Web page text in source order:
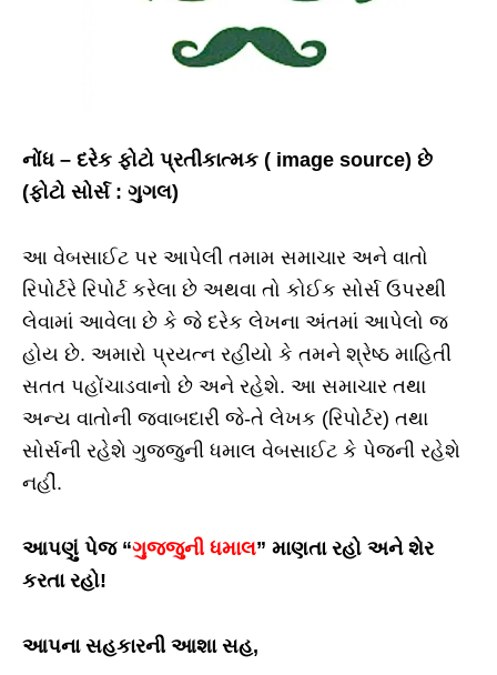
નોંધ – દરેક ફોટો પ્રતીકાત્મક ( image source) છે
(ફોટો સોર્સ : ગુગલ)
આ વેબસાઈટ પર આપેલી તમામ સમાચાર અને વાતો
રિપોર્ટરે રિપોર્ટ કરેલા છે અથવા તો કોઈક સોર્સ ઉપરથી
લેવામાં આવેલા છે કે જે દરેક લેખના અંતમાં આપેલો જ
હોય છે. અમારો પ્રયત્ન રહીયો કે તમને શ્રેષ્ઠ માહિતી
સતત પહોંચાડવાનો છે અને રહેશે. આ સમાચાર તથા
અન્ય વાતોની જવાબદારી જે-તે લેખક (રિપોર્ટર) તથા
સોર્સની રહેશે ગુજ્જુની ધમાલ વેબસાઈટ કે પેજની રહેશે
નહીં.
આપણું પેજ “ગુજ્જુની ધમાલ” માણતા રહો અને શેર
કરતા રહો!
આપના સહકારની આશા સહ,